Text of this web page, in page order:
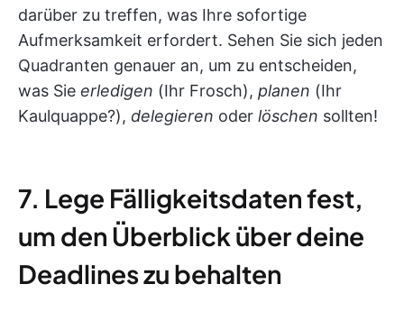
darüber zu treffen, was Ihre sofortige
Aufmerksamkeit erfordert. Sehen Sie sich jeden
Quadranten genauer an, um zu entscheiden,
was Sie erledigen (Ihr Frosch), planen (Ihr
Kaulquappe?), delegieren oder löschen sollten!
7. Lege Fälligkeitsdaten fest,
um den Überblick über deine
Deadlines zu behalten